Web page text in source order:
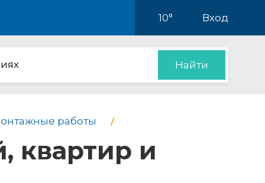
10° Вход
Найти
работы
квартир и